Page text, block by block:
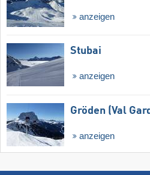
anzeigen
Stubai
anzeigen
Gröden (Val
anzeigen